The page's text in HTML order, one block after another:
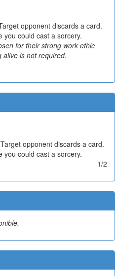
opponent discards a card.
you could cast a sorcery.
for their strong work ethic
is not required.
opponent discards a card.
you could cast a sorcery.
1/2